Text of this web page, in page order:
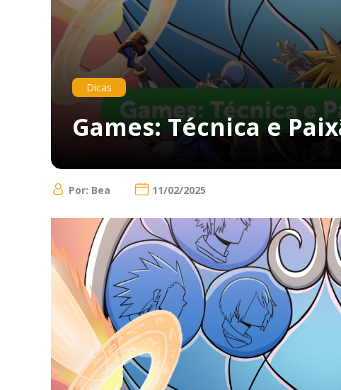
Dicas
Games: Técnica e
Por: Bea 11/02/2025